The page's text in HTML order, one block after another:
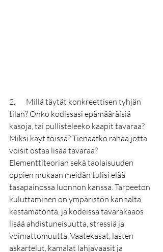
2.       Millä täytät konkreettisen tyhjän
tilan? Onko kodissasi epämääräisiä
kasoja, tai pullisteleeko kaapit tavaraa?
Miksi käyt töissä? Tienaatko rahaa jotta
voisit ostaa lisää tavaraa?
Elementtiteorian sekä taolaisuuden
oppien mukaan meidän tulisi elää
tasapainossa luonnon kanssa. Tarpeeton
kuluttaminen on ympäristön kannalta
kestämätöntä, ja kodeissa tavarakaaos
lisää ahdistuneisuutta, stressiä ja
voimattomuutta. Vaatekasat, lasten
askartelut, kamalat lahjavaasit ja